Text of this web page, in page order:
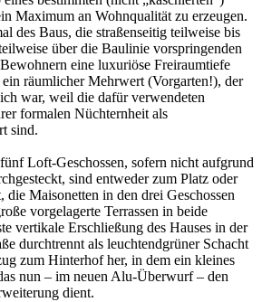
Maximum an Wohnqualität zu erzeugen.
des Baus, die straßenseitig teilweise bis
über die Baulinie vorspringenden
eine luxuriöse Freiraumtiefe
räumlicher Mehrwert (Vorgarten!), der
war, weil die dafür verwendeten
formalen Nüchternheit als
sind.
Loft-Geschossen, sofern nicht aufgrund
sind entweder zum Platz oder
Maisonetten in den drei Geschossen
vorgelagerte Terrassen in beide
vertikale Erschließung des Hauses in der
durchtrennt als leuchtendgrüner Schacht
zum Hinterhof her, in dem ein kleines
nun – im neuen Alu-Überwurf – den
dient.